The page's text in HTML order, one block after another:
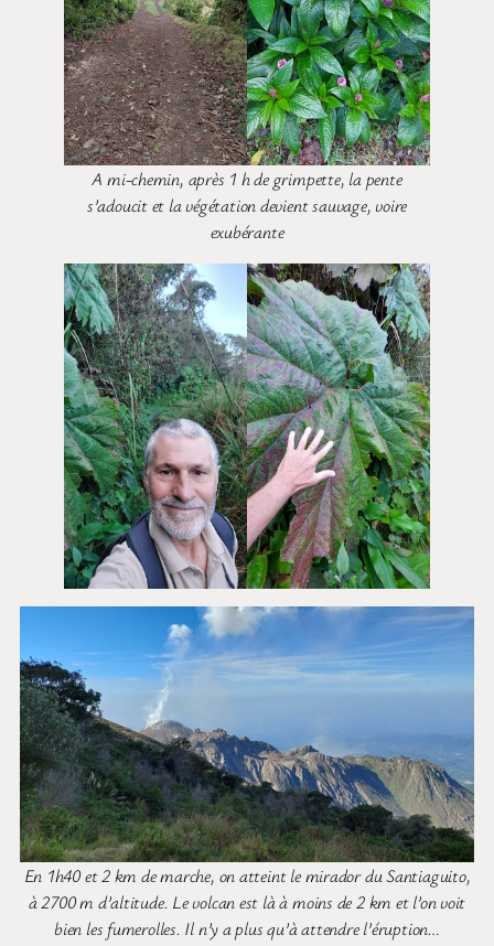
A mi-chemin, après 1 h de grimpette, la pente
s’adoucit et la végétation devient sauvage, voire
exubérante
En 1h40 et 2 km de marche, on atteint le mirador du Santiaguito,
à 2700 m d’altitude. Le volcan est là à moins de 2 km et l’on voit
bien les fumerolles. Il n’y a plus qu’à attendre l’éruption…